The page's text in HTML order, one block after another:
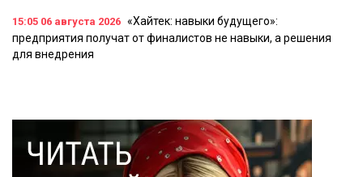
15:05 06 августа 2026 «Хайтек: навыки будущего»:
предприятия получат от финалистов не навыки, а решения
для внедрения